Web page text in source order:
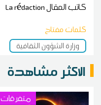
كاتب المقالLa rédaction
كلمات مفتاح
وزارة الشؤون الثقافية
الاكثر مشاهدة
متفرقات